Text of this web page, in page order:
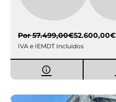
Por57.499,00€52.600,00€
IVA e IEMDT Incluidos